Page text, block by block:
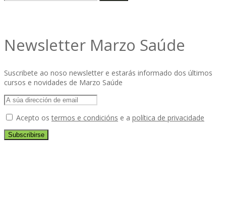
Newsletter Marzo Saúde
Suscribete ao noso newsletter e estarás informado dos últimos
cursos e novidades de Marzo Saúde
Acepto ostermos e condicións e a política de privacidade